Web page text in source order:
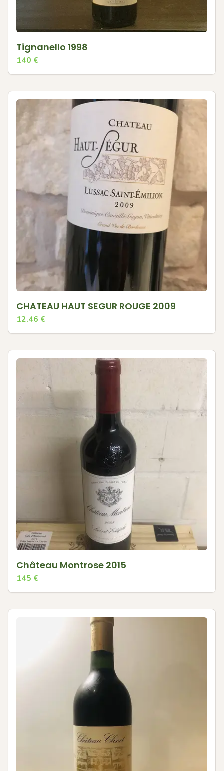
Tignanello 1998
140 €
CHATEAU HAUT SEGUR ROUGE 2009
12.46 €
Château Montrose 2015
145 €